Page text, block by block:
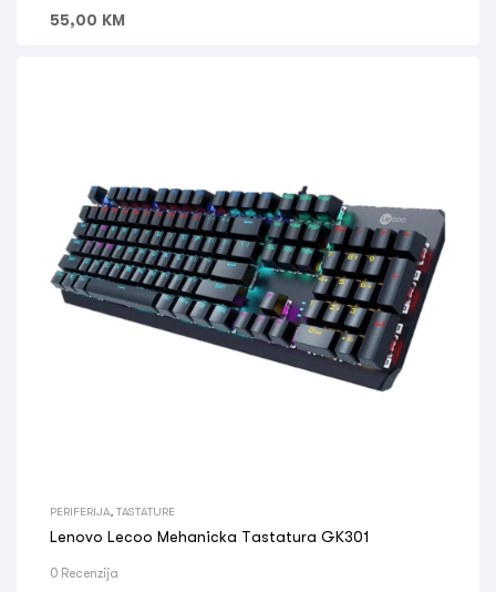
55,00 KM
PERIFERIJA TASTATURE
Lenovo Lecoo Mehanicka Tastatura GK301
0 Recenzija